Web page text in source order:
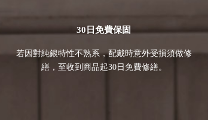
30日免費保固
若因對純銀特性不熟系，配戴時意外受損須做修
繕，至收到商品起30日免費修繕。